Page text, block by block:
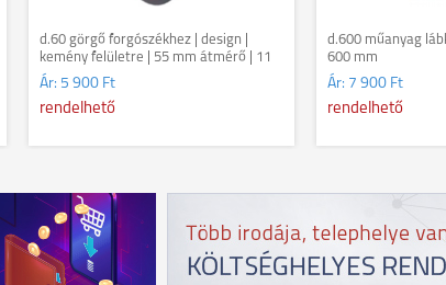
d.60 görgő forgószékhez | design |
kemény felületre | 55 mm átmérő | 11
mm csap átmérő
Ár: 5 900 Ft
rendelhető
d.600 műanyag
600 mm
Ár: 7 900 Ft
rendelhető